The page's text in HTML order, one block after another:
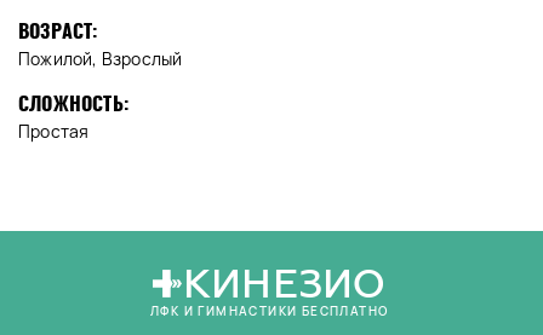
ВОЗРАСТ:
Пожилой, Взрослый
СЛОЖНОСТЬ:
Простая
КИНЕЗИО
ЛФК И ГИМНАСТИКИ БЕСПЛАТНО